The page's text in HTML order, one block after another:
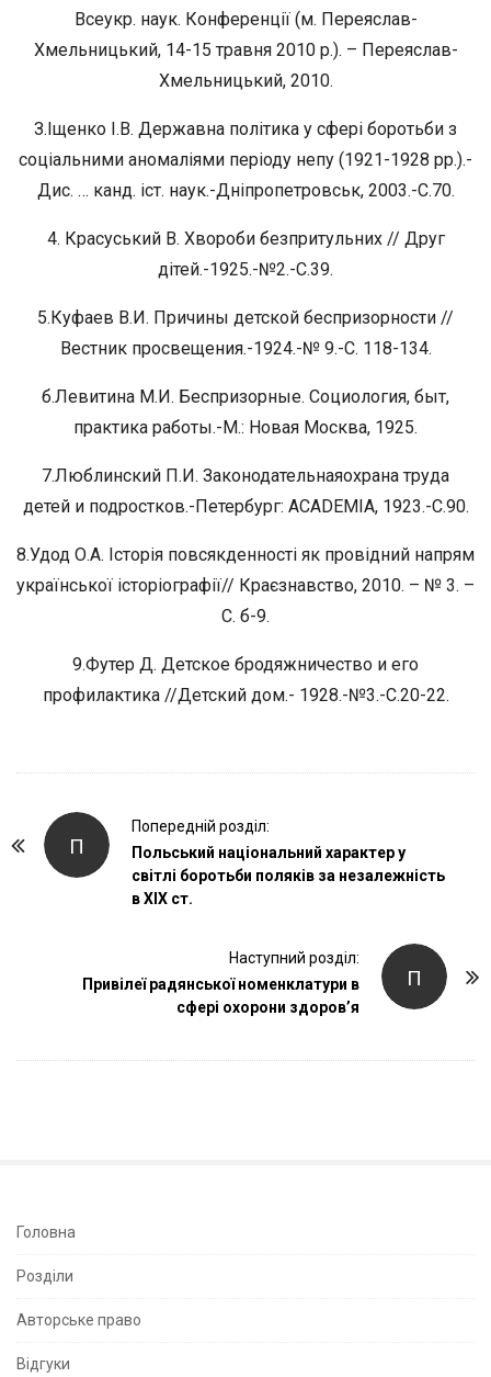
Всеукр. наук. Конференції (м. Переяслав-
Хмельницький, 14-15 травня 2010 р.). – Переяслав-
Хмельницький, 2010.
З.Іщенко І.В. Державна політика у сфері боротьби з
соціальними аномаліями періоду непу (1921-1928 рр.).-
Дис. … канд. іст. наук.-Дніпропетровськ, 2003.-С.70.
4. Красуський В. Хвороби безпритульних // Друг
дітей.-1925.-№2.-С.39.
5.Куфаев В.И. Причины детской беспризорности //
Вестник просвещения.-1924.-№ 9.-С. 118-134.
б.Левитина М.И. Беспризорные. Социология, быт,
практика работы.-М.: Новая Москва, 1925.
7.Люблинский П.И. Законодательнаяохрана труда
детей и подростков.-Петербург: ACADEMIA, 1923.-С.90.
8.Удод О.А. Історія повсякденності як провідний напрям
української історіографії// Краєзнавство, 2010. – № 3. –
С. б-9.
9.Футер Д. Детское бродяжничество и его
профилактика //Детский дом.- 1928.-№3.-С.20-22.
П
Попередній розділ:
Польський національний характер у
світлі боротьби поляків за незалежність
в ХІХ ст.
П
Наступний розділ:
Привілеї радянської номенклатури в
сфері охорони здоров’я
S
e
S
Головна
Розділи
Авторське право
Відгуки